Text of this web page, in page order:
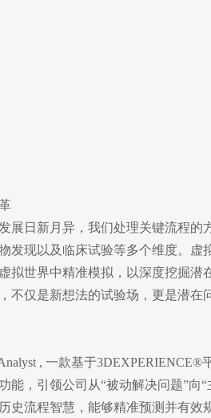
展日新月异，我们处理关键流程的
发现以及临床试验等多个维度。虚
拟世界中精准模拟，以深度挖掘潜
不仅是新想法的试验场，更是潜在
, 一款基于3DEXPERIENCE®
，引领公司从“被动解决问题”向“
史流程智慧，能够精准预测并有效